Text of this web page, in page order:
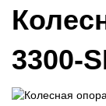
3300-